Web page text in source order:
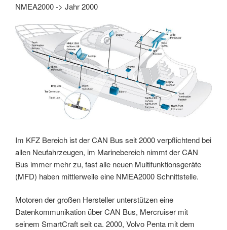
NMEA2000 -> Jahr 2000
Im KFZ Bereich ist der CAN Bus seit 2000 verpflichtend bei
allen Neufahrzeugen, im Marinebereich nimmt der CAN
Bus immer mehr zu, fast alle neuen Multifunktionsgeräte
(MFD) haben mittlerweile eine NMEA2000 Schnittstelle.
Motoren der großen Hersteller unterstützen eine
Datenkommunikation über CAN Bus, Mercruiser mit
seinem SmartCraft seit ca. 2000, Volvo Penta mit dem